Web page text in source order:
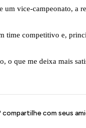
um vice-campeonato, a
time competitivo e,
o que me deixa mais
com seus